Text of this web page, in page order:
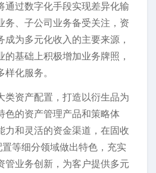
通过数字化手段实现差异化输
务、子公司业务备受关注，资
为多元化收入的主要来源，
基础上积极增加业务牌照，
化服务。
类资产配置，打造以衍生品为
色的资产管理产品和策略体
力和灵活的资金渠道，在固收
等细分领域做出特色，充实
管业务创新，为客户提供多元